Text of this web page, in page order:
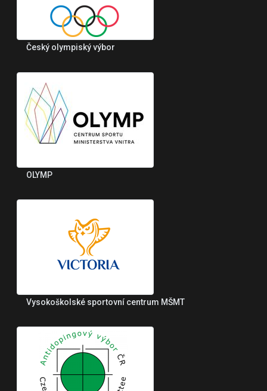
Český olympiský výbor
OLYMP
Vysokoškolské sportovní centrum MŠMT